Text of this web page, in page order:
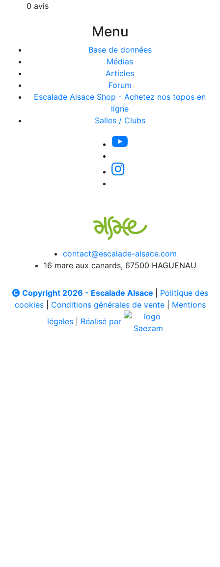
0 avis
Menu
Base de données
Médias
Articles
Forum
Escalade Alsace Shop - Achetez nos topos en
ligne
Salles / Clubs
contact@escalade-alsace.com
16 mare aux canards, 67500 HAGUENAU
Copyright 2026 - Escalade Alsace
Politique des
cookies| Conditions générales de vente| Mentions
légales
Réalisé par